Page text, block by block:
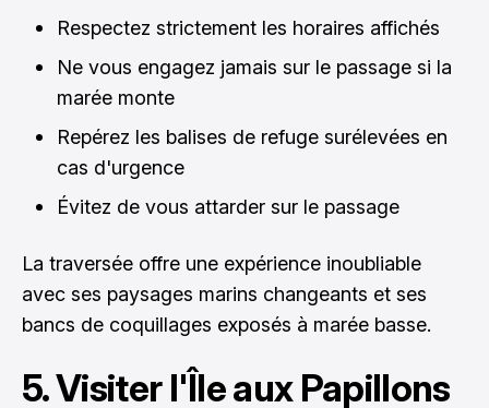
Respectez strictement les horaires affichés
Ne vous engagez jamais sur le passage si la
marée monte
Repérez les balises de refuge surélevées en
cas d'urgence
Évitez de vous attarder sur le passage
La traversée offre une expérience inoubliable
avec ses paysages marins changeants et ses
bancs de coquillages exposés à marée basse.
5. Visiter l'Île aux Papillons